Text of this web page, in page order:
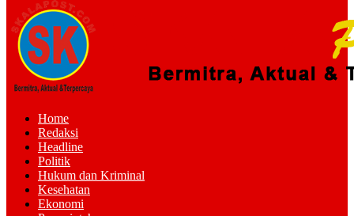
Home
Redaksi
Headline
Politik
Hukum dan Kriminal
Kesehatan
Ekonomi